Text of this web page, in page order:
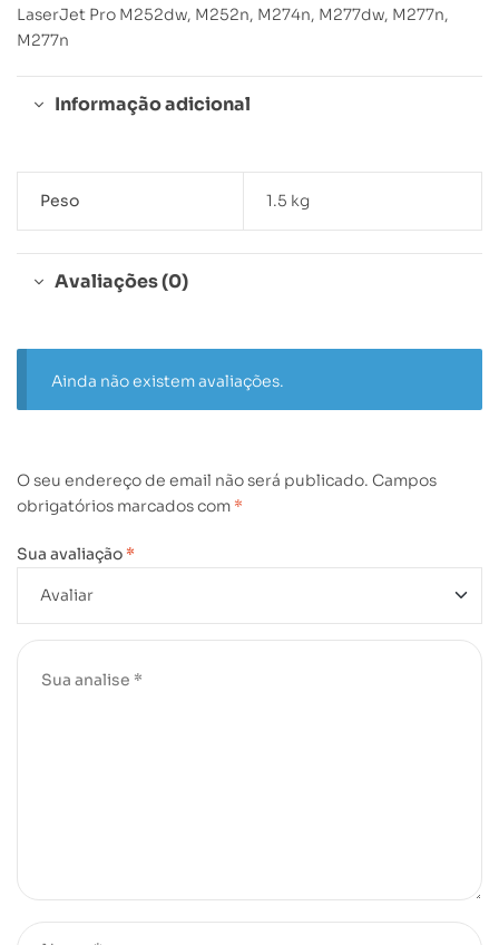
LaserJet Pro M252dw, M252n, M274n, M277dw, M277n,
M277n
Informação adicional
Peso 1.5 kg
Avaliações (0)
Ainda não existem avaliações.
O seu endereço de email não será publicado. Campos
obrigatórios marcados com *
Sua avaliação *